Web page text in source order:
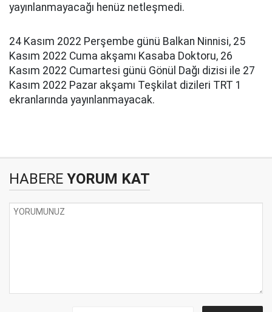
yayınlanmayacağı henüz netleşmedi.
24 Kasım 2022 Perşembe günü Balkan Ninnisi, 25
Kasım 2022 Cuma akşamı Kasaba Doktoru, 26
Kasım 2022 Cumartesi günü Gönül Dağı dizisi ile 27
Kasım 2022 Pazar akşamı Teşkilat dizileri TRT 1
ekranlarında yayınlanmayacak.
HABERE YORUM KAT